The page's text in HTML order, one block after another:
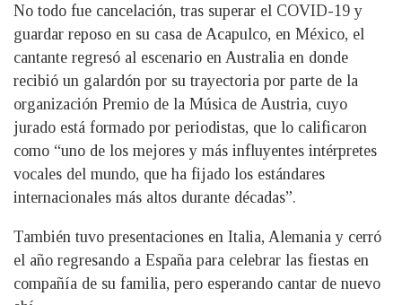
No todo fue cancelación, tras superar el COVID-19 y
guardar reposo en su casa de Acapulco, en México, el
cantante regresó al escenario en Australia en donde
recibió un galardón por su trayectoria por parte de la
organización Premio de la Música de Austria, cuyo
jurado está formado por periodistas, que lo calificaron
como “uno de los mejores y más influyentes intérpretes
vocales del mundo, que ha fijado los estándares
internacionales más altos durante décadas”.
También tuvo presentaciones en Italia, Alemania y cerró
el año regresando a España para celebrar las fiestas en
compañía de su familia, pero esperando cantar de nuevo